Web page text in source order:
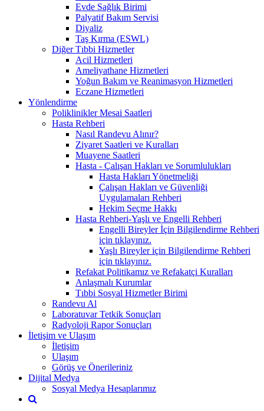
Evde Sağlık Birimi
Palyatif Bakım Servisi
Diyaliz
Taş Kırma (ESWL)
Diğer Tıbbi Hizmetler
Acil Hizmetleri
Ameliyathane Hizmetleri
Yoğun Bakım ve Reanimasyon Hizmetleri
Eczane Hizmetleri
Yönlendirme
Poliklinikler Mesai Saatleri
Hasta Rehberi
Nasıl Randevu Alınır?
Ziyaret Saatleri ve Kuralları
Muayene Saatleri
Hasta - Çalışan Hakları ve Sorumlulukları
Hasta Hakları Yönetmeliği
Çalışan Hakları ve Güvenliği
Uygulamaları Rehberi
Hekim Seçme Hakkı
Hasta Rehberi-Yaşlı ve Engelli Rehberi
Engelli Bireyler İçin Bilgilendirme Rehberi
için tıklayınız.
Yaşlı Bireyler için Bilgilendirme Rehberi
için tıklayınız.
Refakat Politikamız ve Refakatçi Kuralları
Anlaşmalı Kurumlar
Tıbbi Sosyal Hizmetler Birimi
Randevu Al
Laboratuvar Tetkik Sonuçları
Radyoloji Rapor Sonuçları
İletişim ve Ulaşım
İletişim
Ulaşım
Görüş ve Önerileriniz
Dijital Medya
Sosyal Medya Hesaplarımız